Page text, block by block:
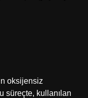
oksijensiz
süreçte, kullanılan